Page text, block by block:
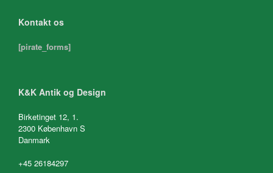
Kontakt os
[pirate_forms]
K&K Antik og Design
Birketinget 12, 1.
2300 København S
Danmark
+45 26184297